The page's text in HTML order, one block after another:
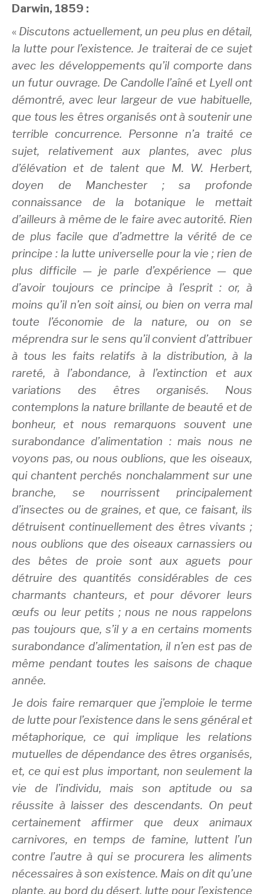
Darwin, 1859 :
« Discutons actuellement, un peu plus en détail,
la lutte pour l’existence. Je traiterai de ce sujet
avec les développements qu’il comporte dans
un futur ouvrage. De Candolle l’aîné et Lyell ont
démontré, avec leur largeur de vue habituelle,
que tous les êtres organisés ont à soutenir une
terrible concurrence. Personne n’a traité ce
sujet, relativement aux plantes, avec plus
d’élévation et de talent que M. W. Herbert,
doyen de Manchester ; sa profonde
connaissance de la botanique le mettait
d’ailleurs à même de le faire avec autorité. Rien
de plus facile que d’admettre la vérité de ce
principe : la lutte universelle pour la vie ; rien de
plus difficile — je parle d’expérience — que
d’avoir toujours ce principe à l’esprit : or, à
moins qu’il n’en soit ainsi, ou bien on verra mal
toute l’économie de la nature, ou on se
méprendra sur le sens qu’il convient d’attribuer
à tous les faits relatifs à la distribution, à la
rareté, à l’abondance, à l’extinction et aux
variations des êtres organisés. Nous
contemplons la nature brillante de beauté et de
bonheur, et nous remarquons souvent une
surabondance d’alimentation : mais nous ne
voyons pas, ou nous oublions, que les oiseaux,
qui chantent perchés nonchalamment sur une
branche, se nourrissent principalement
d’insectes ou de graines, et que, ce faisant, ils
détruisent continuellement des êtres vivants ;
nous oublions que des oiseaux carnassiers ou
des bêtes de proie sont aux aguets pour
détruire des quantités considérables de ces
charmants chanteurs, et pour dévorer leurs
œufs ou leur petits ; nous ne nous rappelons
pas toujours que, s’il y a en certains moments
surabondance d’alimentation, il n’en est pas de
même pendant toutes les saisons de chaque
année.
Je dois faire remarquer que j’emploie le terme
de lutte pour l’existence dans le sens général et
métaphorique, ce qui implique les relations
mutuelles de dépendance des êtres organisés,
et, ce qui est plus important, non seulement la
vie de l’individu, mais son aptitude ou sa
réussite à laisser des descendants. On peut
certainement affirmer que deux animaux
carnivores, en temps de famine, luttent l’un
contre l’autre à qui se procurera les aliments
nécessaires à son existence. Mais on dit qu’une
plante, au bord du désert, lutte pour l’existence